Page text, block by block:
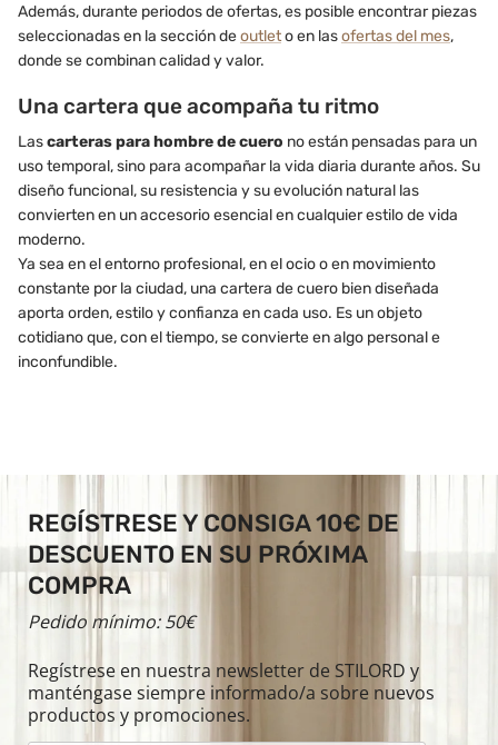
Además, durante periodos de ofertas, es posible encontrar piezas
seleccionadas en la sección deoutleto en lasofertas del mes,
donde se combinan calidad y valor.
Una cartera que acompaña tu ritmo
Lascarteras para hombre de cuero no están pensadas para un
uso temporal, sino para acompañar la vida diaria durante años. Su
diseño funcional, su resistencia y su evolución natural las
convierten en un accesorio esencial en cualquier estilo de vida
moderno.
Ya sea en el entorno profesional, en el ocio o en movimiento
constante por la ciudad, una cartera de cuero bien diseñada
aporta orden, estilo y confianza en cada uso. Es un objeto
cotidiano que, con el tiempo, se convierte en algo personal e
inconfundible.
REGÍSTRESE Y CONSIGA 10€ DE
DESCUENTO EN SU PRÓXIMA
COMPRA
Pedido mínimo: 50€
Regístrese en nuestra newsletter de STILORD y
manténgase siempre informado/a sobre nuevos
productos y promociones.